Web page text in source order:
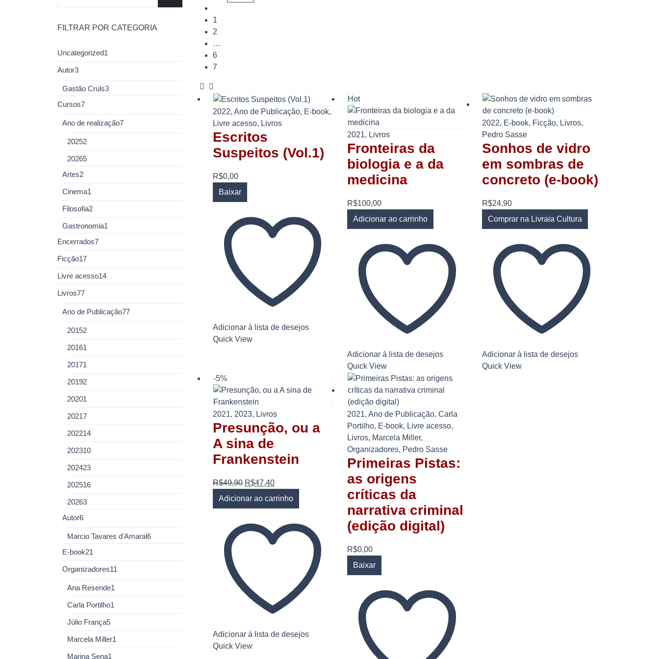
1
2
…
6
7
2022, Ano de Publicação, E-book,
Livre acesso, Livros
Escritos
Suspeitos (Vol.1)
R$0,00
Baixar
Adicionar à lista de desejos
Quick View
Hot
2021, Livros
Fronteiras da
biologia e a da
medicina
R$100,00
Adicionar ao carrinho
Adicionar à lista de desejos
Quick View
2022, E-book, Ficção, Livros,
Pedro Sasse
Sonhos de vidro
em sombras de
concreto (e-book)
R$24,90
Comprar na Livraia Cultura
Adicionar à lista de desejos
Quick View
-5%
2021, 2023, Livros
Presunção, ou a
A sina de
Frankenstein
R$49,90 R$47,40
Adicionar ao carrinho
Adicionar à lista de desejos
Quick View
2021,Ano de Publicação,Carla
Portilho, E-book, Livre acesso,
Livros, Marcela Miller,
Organizadores, Pedro Sasse
Primeiras Pistas:
as origens
críticas da
narrativa criminal
(edição digital)
R$0,00
Baixar
FILTRAR POR CATEGORIA
Uncategorized1
Autor3
Gastão Cruls3
Cursos7
Ano de realização7
20252
20265
Artes2
Cinema1
Filosofia2
Gastronomia1
Encerrados7
Ficção17
Livre acesso14
Livros77
Ano de Publicação77
20152
20161
20171
20192
20201
20217
202214
202310
202423
202516
20263
Autor6
Marcio Tavares d'Amaral6
E-book21
Organizadores11
Ana Resende1
Carla Portilho1
Júlio França5
Marcela Miller1
Marina Sena1